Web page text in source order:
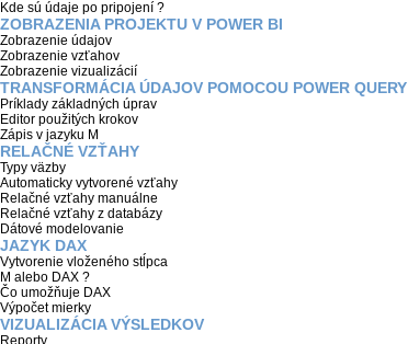
Kde sú údaje po pripojení ?
ZOBRAZENIA PROJEKTU V POWER BI
Zobrazenie údajov
Zobrazenie vzťahov
Zobrazenie vizualizácií
TRANSFORMÁCIA ÚDAJOV POMOCOU POWER QUERY
Príklady základných úprav
Editor použitých krokov
Zápis v jazyku M
RELAČNÉ VZŤAHY
Typy väzby
Automaticky vytvorené vzťahy
Relačné vzťahy manuálne
Relačné vzťahy z databázy
Dátové modelovanie
JAZYK DAX
Vytvorenie vloženého stĺpca
M alebo DAX ?
Čo umožňuje DAX
Výpočet mierky
VIZUALIZÁCIA VÝSLEDKOV
Reporty